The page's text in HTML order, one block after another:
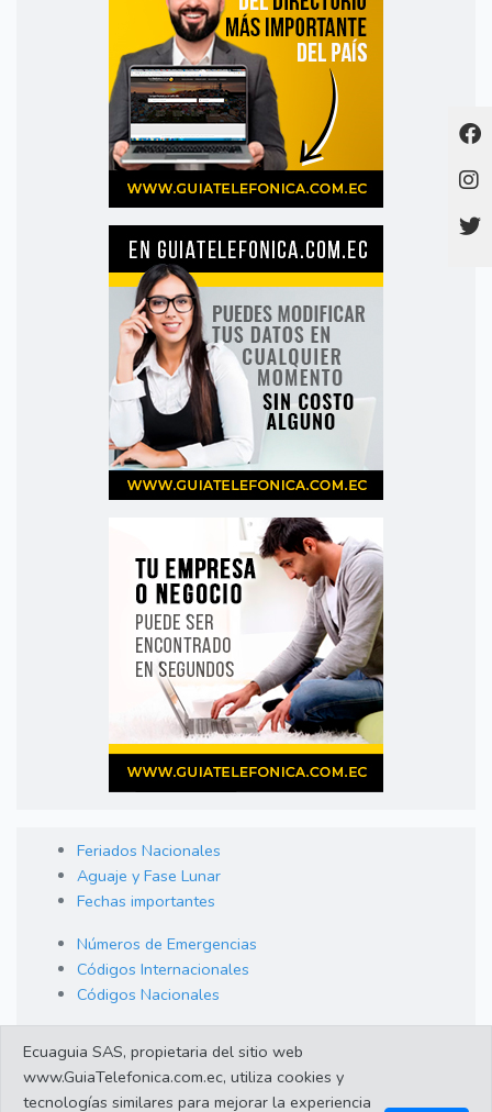
Feriados Nacionales
Aguaje y Fase Lunar
Fechas importantes
Números de Emergencias
Códigos Internacionales
Códigos Nacionales
Cambio de Divisas
Enlaces de interes
Ecuaguia SAS, propietaria del sitio web
www.GuiaTelefonica.com.ec, utiliza cookies y
tecnologías similares para mejorar la experiencia